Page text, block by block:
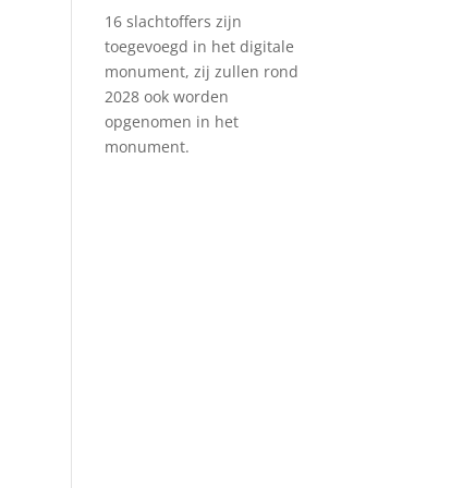
16 slachtoffers zijn
toegevoegd in het digitale
monument, zij zullen rond
2028 ook worden
opgenomen in het
monument.